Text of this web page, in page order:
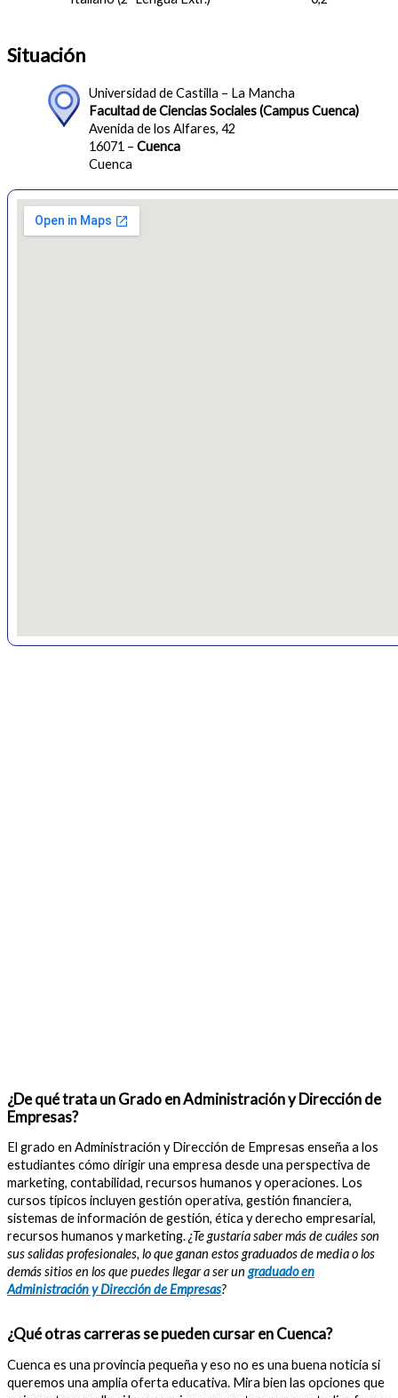
Situación
Universidad de Castilla – La Mancha
Facultad de Ciencias Sociales (Campus Cuenca)
Avenida de los Alfares, 42
16071 – Cuenca
Cuenca
¿De qué trata un Grado en Administración y Dirección de
Empresas?
El grado en Administración y Dirección de Empresas enseña a los
estudiantes cómo dirigir una empresa desde una perspectiva de
marketing, contabilidad, recursos humanos y operaciones. Los
cursos típicos incluyen gestión operativa, gestión financiera,
sistemas de información de gestión, ética y derecho empresarial,
recursos humanos y marketing.¿Te gustaría saber más de cuáles son
sus salidas profesionales, lo que ganan estos graduados de media o los
demás sitios en los que puedes llegar a ser un graduado en
Administración y Dirección de Empresas?
¿Qué otras carreras se pueden cursar en Cuenca?
Cuenca es una provincia pequeña y eso no es una buena noticia si
queremos una amplia oferta educativa. Mira bien las opciones que